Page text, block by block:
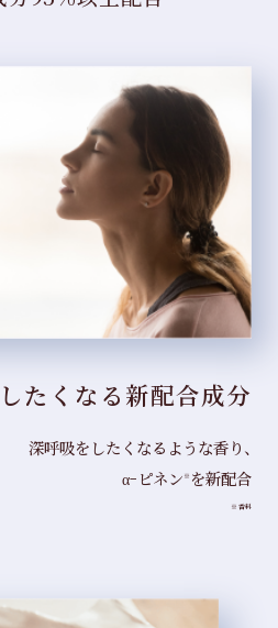
たくなる新配合成分
深呼吸をしたくなるような香り、
α-ピネン ※ を新配合
※香料